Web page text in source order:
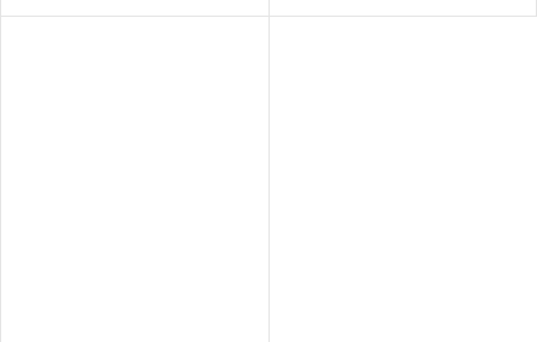
vyrobené v ČR
vyrobené v ČR